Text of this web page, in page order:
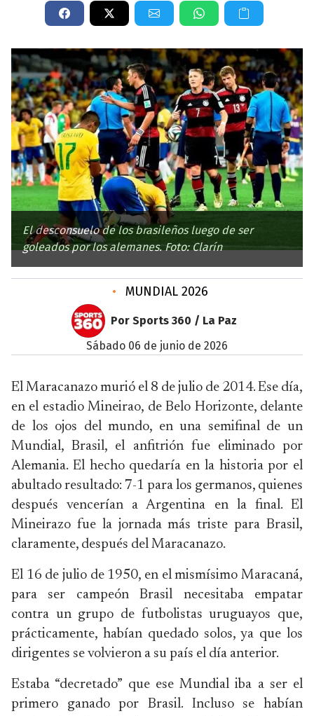
El desconsuelo de los brasileños luego de ser
goleados por los alemanes. Foto: Clarín
• MUNDIAL 2026
Por Sports 360 / La Paz
sábado 06 de junio de 2026
El Maracanazo murió el 8 de julio de 2014. Ese día,
en el estadio Mineirao, de Belo Horizonte, delante
de los ojos del mundo, en una semifinal de un
Mundial, Brasil, el anfitrión fue eliminado por
Alemania. El hecho quedaría en la historia por el
abultado resultado: 7-1 para los germanos, quienes
después vencerían a Argentina en la final. El
Mineirazo fue la jornada más triste para Brasil,
claramente, después del Maracanazo.
El 16 de julio de 1950, en el mismísimo Maracaná,
para ser campeón Brasil necesitaba empatar
contra un grupo de futbolistas uruguayos que,
prácticamente, habían quedado solos, ya que los
dirigentes se volvieron a su país el día anterior.
Estaba “decretado” que ese Mundial iba a ser el
primero ganado por Brasil. Incluso se habían